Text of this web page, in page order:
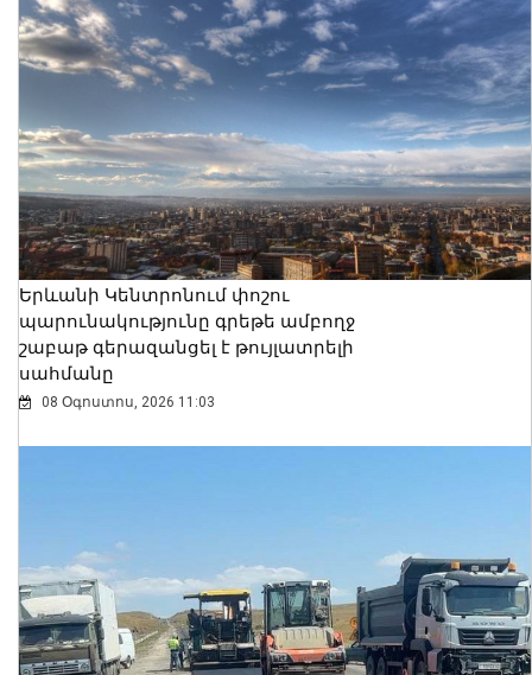
Երևանի Կենտրոնում փոշու
պարունակությունը գրեթե ամբողջ
շաբաթ գերազանցել է թույլատրելի
սահմանը
08 Օգոստոս, 2026 11:03